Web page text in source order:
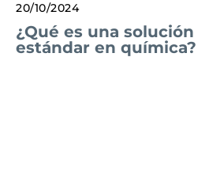
20/10/2024
¿Qué es una solución
estándar en química?